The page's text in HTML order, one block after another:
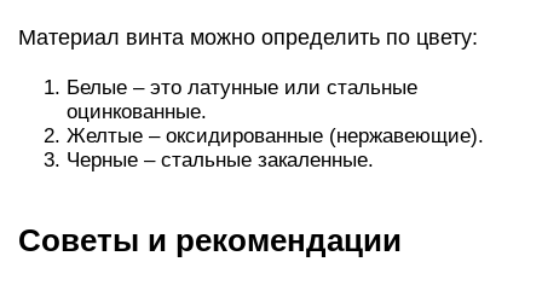
Материал винта можно определить по цвету:
Белые – это латунные или стальные
оцинкованные.
Желтые – оксидированные (нержавеющие).
Черные – стальные закаленные.
Советы и рекомендации